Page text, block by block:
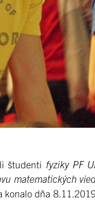
študenti fyziky PF
matematických
konalo dňa